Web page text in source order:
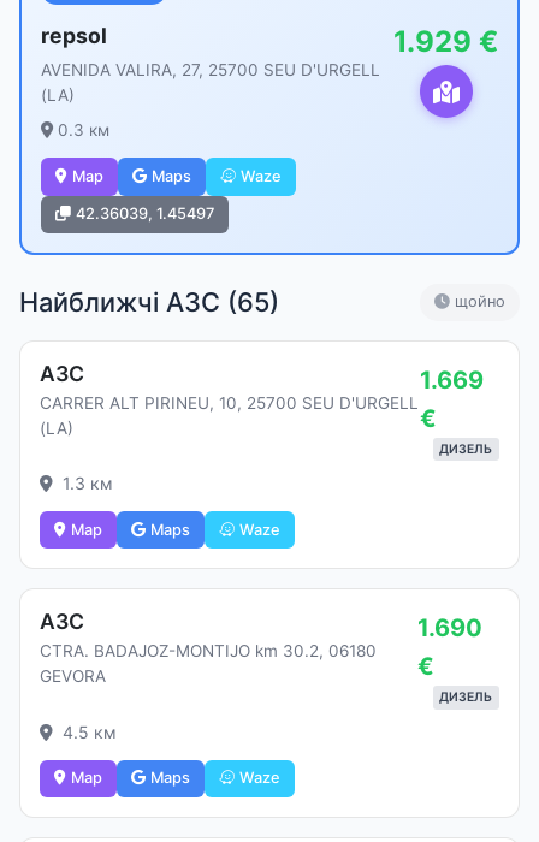
repsol
AVENIDA VALIRA, 27, 25700 SEU D'URGELL
(LA)
0.3 км
Map Maps Waze
42.36039, 1.45497
1.929 €
Найближчі АЗС (65) щойно
АЗС
CARRER ALT PIRINEU, 10, 25700 SEU D'URGELL
(LA)
1.669
€
ДИЗЕЛЬ
1.3 км
Map Maps Waze
АЗС
CTRA. BADAJOZ-MONTIJO km 30.2, 06180
GEVORA
1.690
€
ДИЗЕЛЬ
4.5 км
Map Maps Waze